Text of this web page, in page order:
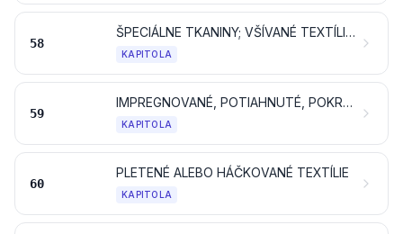
58
ŠPECIÁLNE TKANINY; VŠÍVANÉ TEXTÍLIE; ČIPKY; TAPISÉRIE; PRAMIKÁRSKE VÝROBKY; VÝŠIVKY
KAPITOLA
59
IMPREGNOVANÉ, POTIAHNUTÉ, POKRYTÉ ALEBO LAMINOVANÉ TEXTÍLIE; TEXTILNÉ VÝROBKY VHODNÉ NA PRIEMYSELNÉ ÚČELY
KAPITOLA
60
PLETENÉ ALEBO HÁČKOVANÉ TEXTÍLIE
KAPITOLA